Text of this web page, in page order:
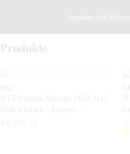
Angebot des Monats
Produkte
XTZ
XTZ Cinema Monster SUB 3x12
Matt schwarz – Extrem